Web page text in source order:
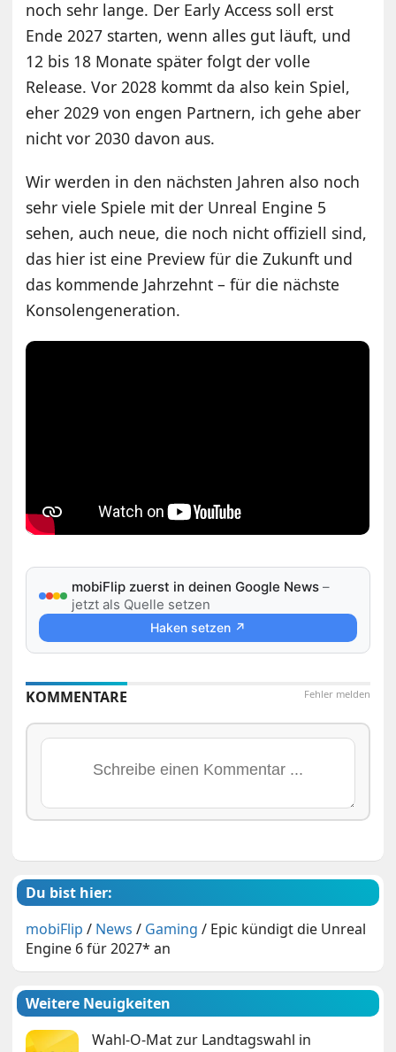
noch sehr lange. Der Early Access soll erst
Ende 2027 starten, wenn alles gut läuft, und
12 bis 18 Monate später folgt der volle
Release. Vor 2028 kommt da also kein Spiel,
eher 2029 von engen Partnern, ich gehe aber
nicht vor 2030 davon aus.
Wir werden in den nächsten Jahren also noch
sehr viele Spiele mit der Unreal Engine 5
sehen, auch neue, die noch nicht offiziell sind,
das hier ist eine Preview für die Zukunft und
das kommende Jahrzehnt – für die nächste
Konsolengeneration.
mobiFlip zuerst in deinen Google News –
jetzt als Quelle setzen
Haken setzen ↗
Fehler melden
KOMMENTARE
Du bist hier:
mobiFlip / News / Gaming / Epic kündigt die Unreal
Engine 6 für 2027* an
Weitere Neuigkeiten
Wahl-O-Mat zur Landtagswahl in